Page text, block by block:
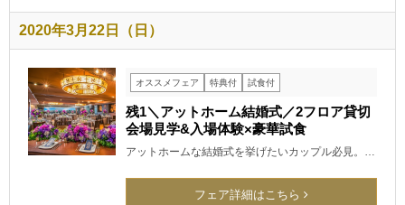
2020年3月22日（日）
オススメフェア 特典付 試食付
残1＼アットホーム結婚式／2フロア貸切
会場見学&入場体験×豪華試食
アットホームな結婚式を挙げたいカップル必見。…
フェア詳細はこちら